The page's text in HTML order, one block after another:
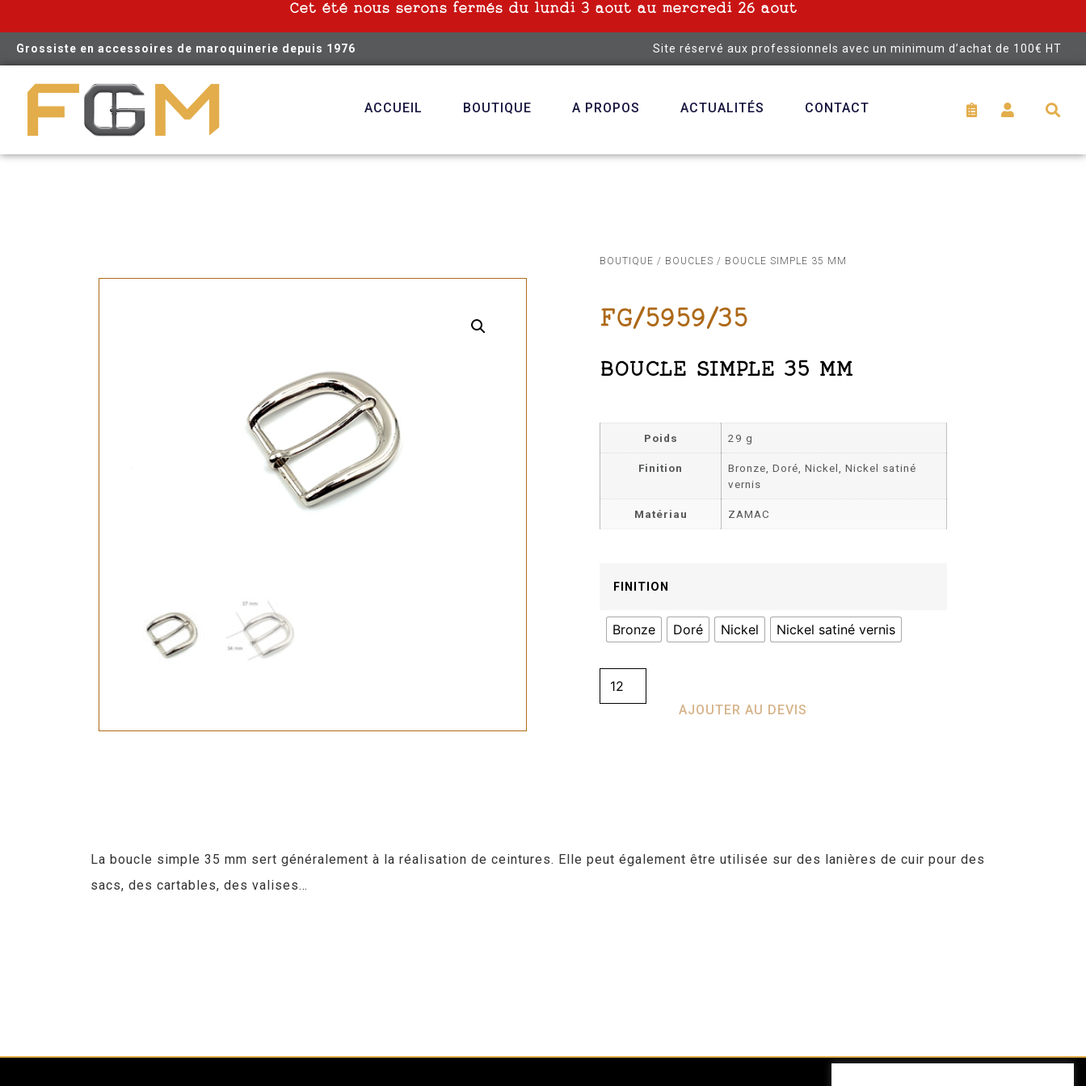
Cet été nous serons fermés du lundi 3 aout au mercredi 26 aout
Grossiste en accessoires de maroquinerie depuis 1976 Site réservé aux professionnels avec un minimum d’achat de 100€ HT
ACCUEIL BOUTIQUE A PROPOS ACTUALITÉS CONTACT
BOUTIQUE / BOUCLES / BOUCLE SIMPLE 35 MM
FG/5959/35
BOUCLE SIMPLE 35 MM
Poids 29 g
Finition
Bronze, Doré, Nickel, Nickel satiné
vernis
Matériau ZAMAC
FINITION
Bronze Doré Nickel Nickel satiné vernis
AJOUTER AU DEVIS
La boucle simple 35 mm sert généralement à la réalisation de ceintures. Elle peut également être utilisée sur des lanières de cuir pour des
sacs, des cartables, des valises…